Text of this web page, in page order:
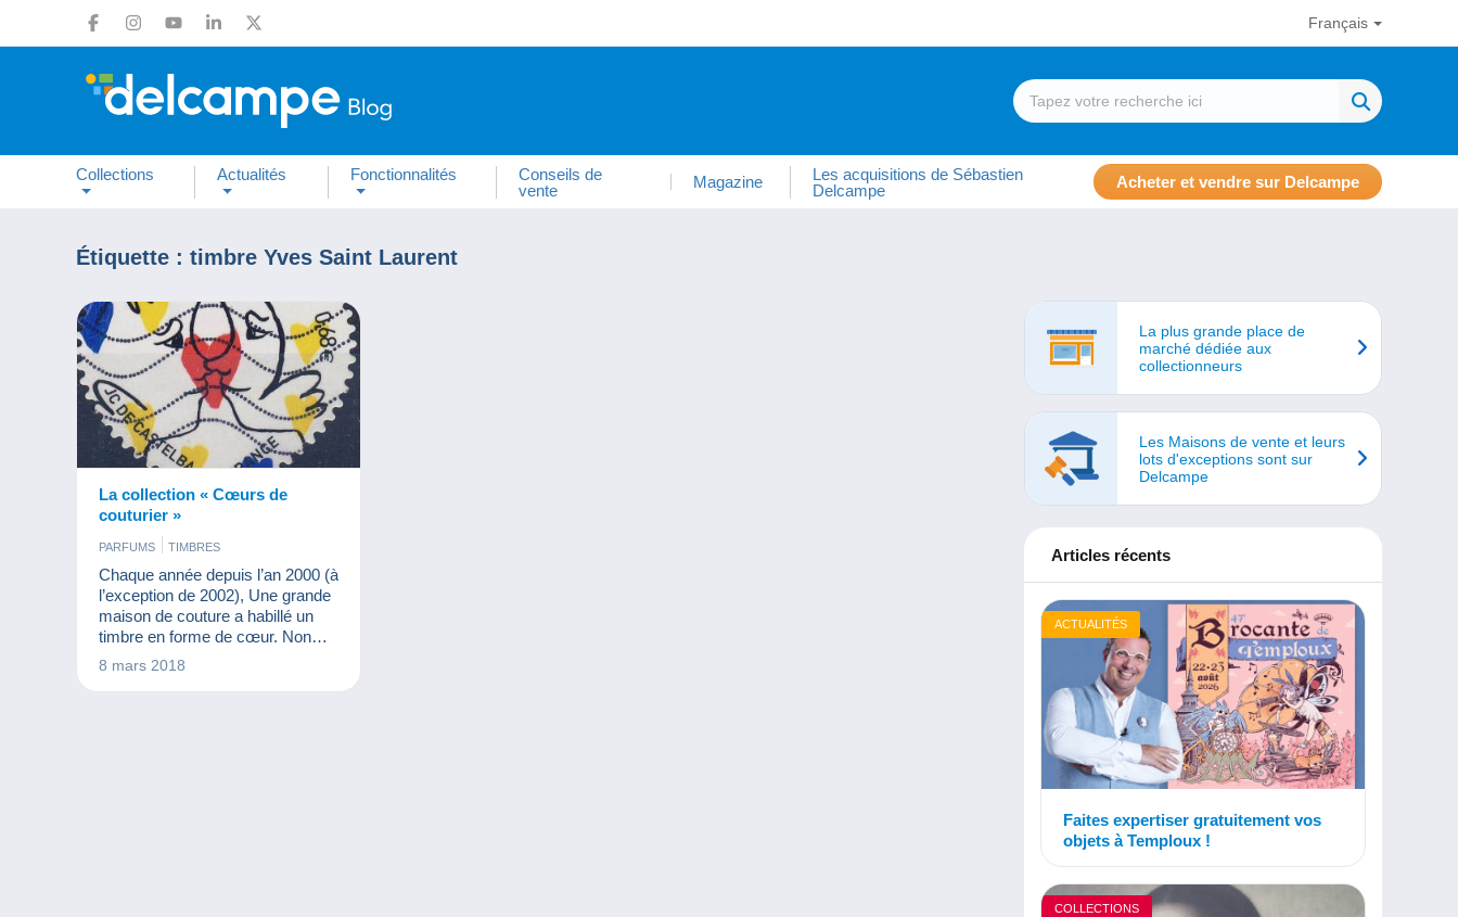
Français
Collections Actualités Fonctionnalités
Conseils de
vente
Magazine
Les acquisitions de Sébastien
Delcampe
Acheter et vendre sur Delcampe
Étiquette : timbre Yves Saint Laurent
La collection « Cœurs de
couturier »
PARFUMS TIMBRES
Chaque année depuis l’an 2000 (à
l’exception de 2002), Une grande
maison de couture a habillé un
timbre en forme de cœur. Non
seulement cette forme de timbres
8 mars 2018
La plus grande place de
marché dédiée aux
collectionneurs
Les Maisons de vente et leurs
lots d'exceptions sont sur
Delcampe
Articles récents
ACTUALITÉS
Faites expertiser gratuitement vos
objets à Temploux !
COLLECTIONS